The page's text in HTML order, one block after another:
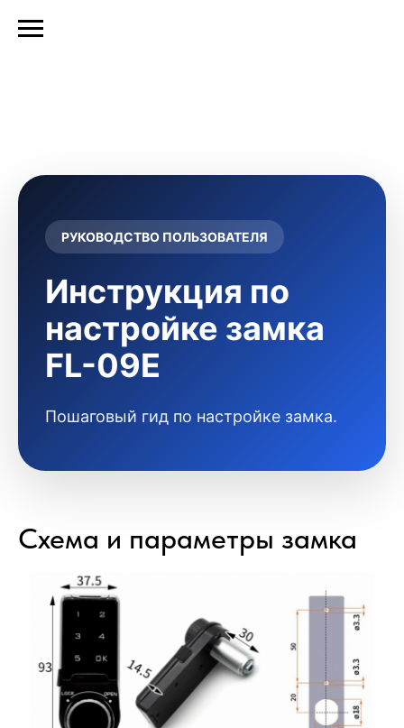
РУКОВОДСТВО ПОЛЬЗОВАТЕЛЯ
Инструкция по
настройке замка
FL-09E
Пошаговый гид по настройке замка.
Схема и параметры замка